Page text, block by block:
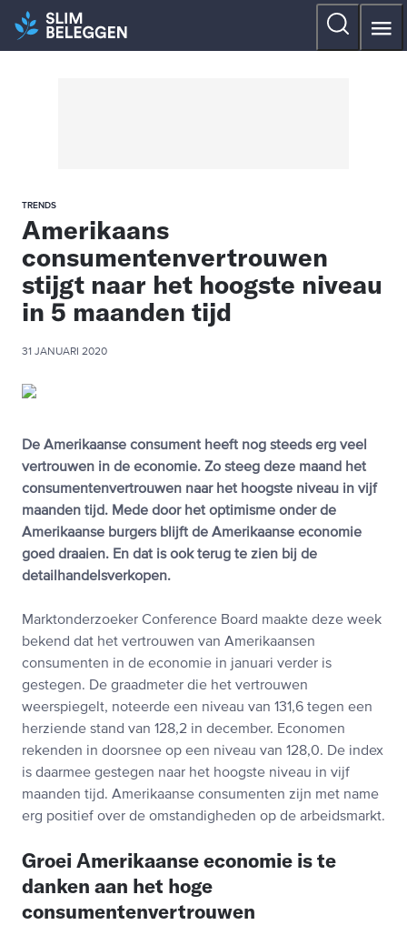
TRENDS
Amerikaans
consumentenvertrouwen
stijgt naar het hoogste niveau
in 5 maanden tijd
31 JANUARI 2020
De Amerikaanse consument heeft nog steeds erg veel
vertrouwen in de economie. Zo steeg deze maand het
consumentenvertrouwen naar het hoogste niveau in vijf
maanden tijd. Mede door het optimisme onder de
Amerikaanse burgers blijft de Amerikaanse economie
goed draaien. En dat is ook terug te zien bij de
detailhandelsverkopen.
Marktonderzoeker Conference Board maakte deze week
bekend dat het vertrouwen van Amerikaansen
consumenten in de economie in januari verder is
gestegen. De graadmeter die het vertrouwen
weerspiegelt, noteerde een niveau van 131,6 tegen een
herziende stand van 128,2 in december. Economen
rekenden in doorsnee op een niveau van 128,0. De index
is daarmee gestegen naar het hoogste niveau in vijf
maanden tijd. Amerikaanse consumenten zijn met name
erg positief over de omstandigheden op de arbeidsmarkt.
Groei Amerikaanse economie is te
danken aan het hoge
consumentenvertrouwen